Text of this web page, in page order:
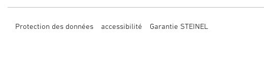
Protection des données accessibilité Garantie STEINEL